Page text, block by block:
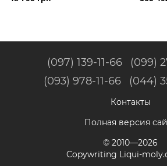
(097) 139-11-66
(099)
(093) 978-11-66
(044)
Контакты
Полная версия
© 2010—2026
Copywriting Liqui-